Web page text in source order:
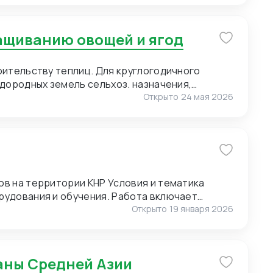
объемы. Возможно, нужен розничный
ассортимент пряжи. 4. Упаковка.
– премиальный. Широкие
овощей и ягод
теплиц. Для круглогодичного
земель сельхоз. назначения,
Открыто 24 мая 2026
КНР Условия и тематика
и обучения. Работа включает
и экскурсиях. Требуются переводчики для
проживание, питание и
Открыто 19 января 2026
Средней Азии